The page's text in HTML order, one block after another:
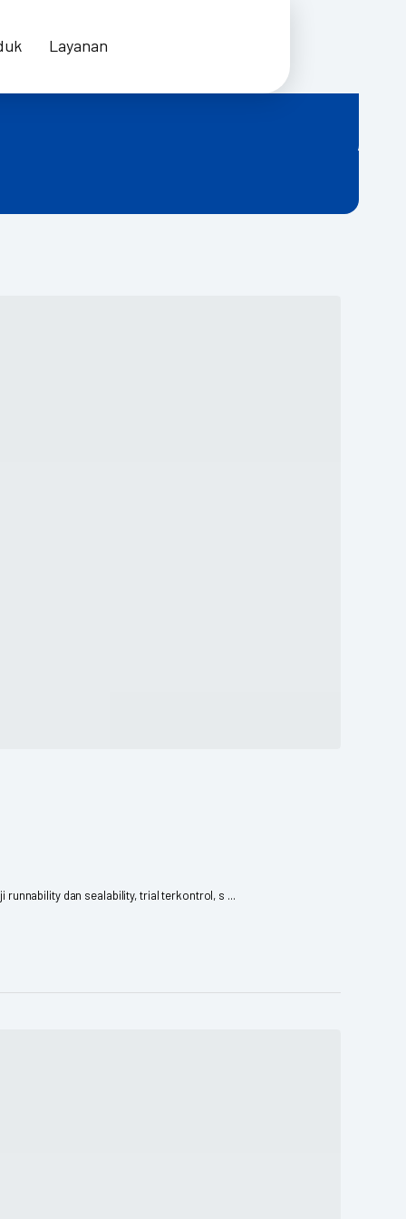
Layanan
runnability dan sealability, trial terkontrol, s ...